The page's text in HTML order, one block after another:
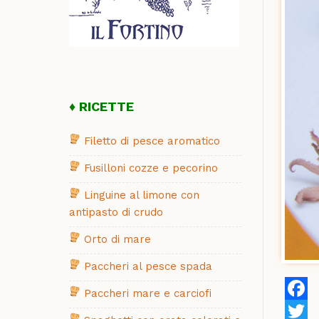
RICETTE
Filetto di pesce aromatico
Fusilloni cozze e pecorino
Linguine al limone con
antipasto di crudo
Orto di mare
Paccheri al pesce spada
Paccheri mare e carciofi